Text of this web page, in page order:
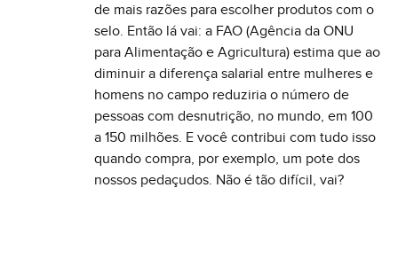
de mais razões para escolher produtos com o
selo. Então lá vai: a FAO (Agência da ONU
para Alimentação e Agricultura) estima que ao
diminuir a diferença salarial entre mulheres e
homens no campo reduziria o número de
pessoas com desnutrição, no mundo, em 100
a 150 milhões. E você contribui com tudo isso
quando compra, por exemplo, um pote dos
nossos pedaçudos. Não é tão difícil, vai?